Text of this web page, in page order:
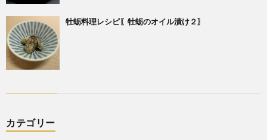
牡蛎料理レシピ〖牡蛎のオイル漬け２〗
カテゴリー